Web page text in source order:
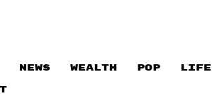
NEWS WEALTH POP LIFE